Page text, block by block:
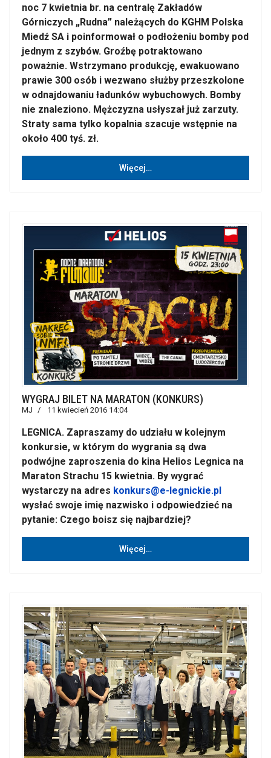
noc 7 kwietnia br. na centralę Zakładów
Górniczych „Rudna” należących do KGHM Polska
Miedź SA i poinformował o podłożeniu bomby pod
jednym z szybów. Groźbę potraktowano
poważnie. Wstrzymano produkcję, ewakuowano
prawie 300 osób i wezwano służby przeszkolone
w odnajdowaniu ładunków wybuchowych. Bomby
nie znaleziono. Mężczyzna usłyszał już zarzuty.
Straty sama tylko kopalnia szacuje wstępnie na
około 400 tyś. zł.
Więcej…
WYGRAJ BILET NA MARATON (KONKURS)
MJ 11 kwiecień 2016 14:04
LEGNICA. Zapraszamy do udziału w kolejnym
konkursie, w którym do wygrania są dwa
podwójne zaproszenia do kina Helios Legnica na
Maraton Strachu 15 kwietnia. By wygrać
wystarczy na adres konkurs@e-legnickie.pl
wysłać swoje imię nazwisko i odpowiedzieć na
pytanie: Czego boisz się najbardziej?
Więcej…